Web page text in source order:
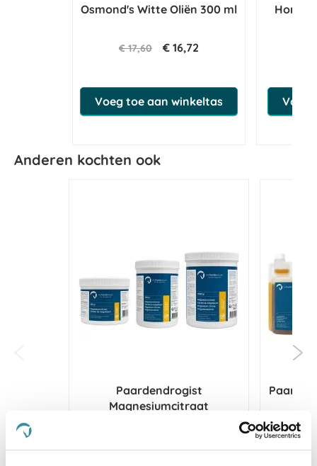
Osmond's Witte Oliën 300 ml
€ 17,60 € 16,72
Voeg toe aan winkeltas
Horse
Voeg
Anderen kochten ook
Paardendrogist
Magnesiumcitraat